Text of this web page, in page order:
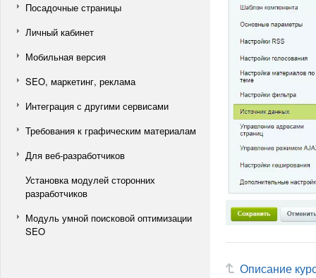
Посадочные страницы
Личный кабинет
Мобильная версия
SEO, маркетинг, реклама
Интеграция с другими сервисами
Требования к графическим материалам
Для веб-разработчиков
Установка модулей сторонних
разработчиков
Модуль умной поисковой оптимизации
SEO
Описание